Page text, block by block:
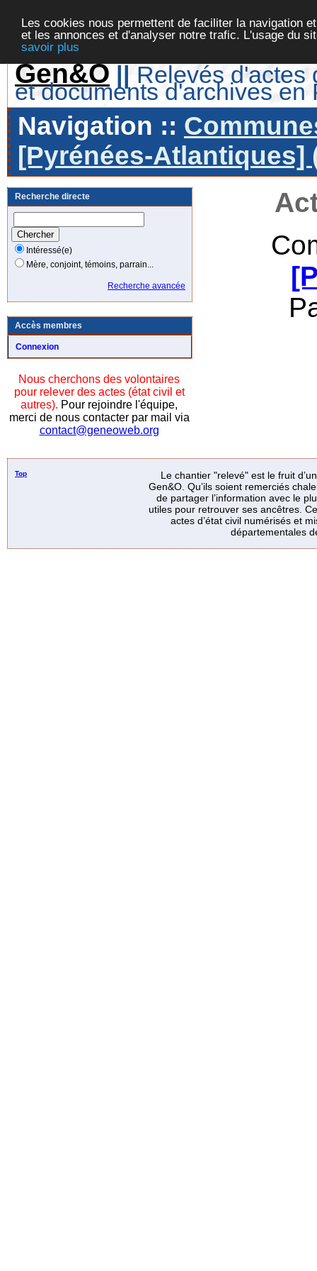
Les cookies nous permettent de faciliter la navigation
et les annonces et d'analyser notre trafic. L'usage du
savoir plus
Gen&O || Relevés d'actes
et documents d'archives en
Navigation ::
[Pyrénées-Atlantiques]
Recherche directe
Intéressé(e)
Mère, conjoint, témoins, parrain...
Recherche avancée
Accès membres
Connexion
Nous cherchons des volontaires
pour relever des actes (état civil et
autres). Pour rejoindre l'équipe,
merci de nous contacter par mail via
contact@geneoweb.org
Top
Le chantier "relevé" est le fruit
Gen&O. Qu’ils soient remerciés
de partager l’information avec le
utiles pour retrouver ses ancêtres.
actes d’état civil numérisés et
départementales